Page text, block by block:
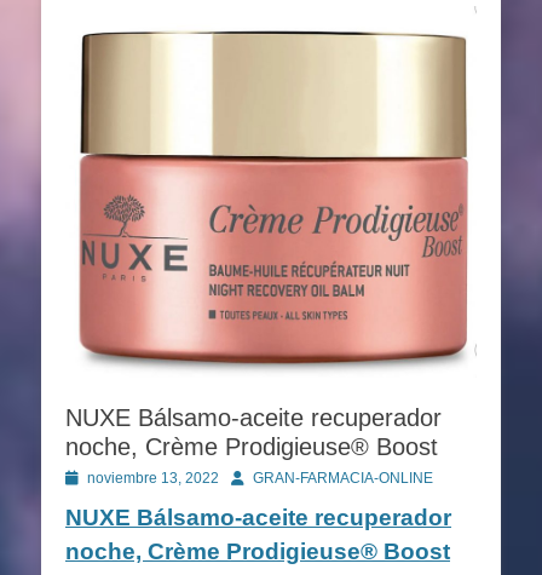
NUXE Bálsamo-aceite recuperador
noche, Crème Prodigieuse® Boost
Publicado
noviembre 13, 2022 AutorGRAN-FARMACIA-ONLINE
NUXE Bálsamo-aceite recuperador
noche, Crème Prodigieuse® Boost